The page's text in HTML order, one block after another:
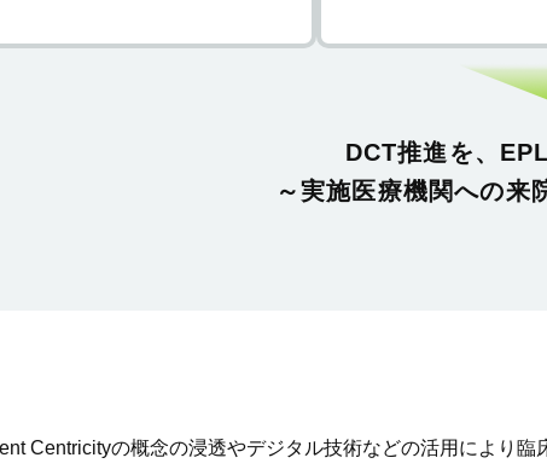
DCT推進を、
～実施医療機関への来
Centricityの概念の浸透やデジタル技術などの活⽤により